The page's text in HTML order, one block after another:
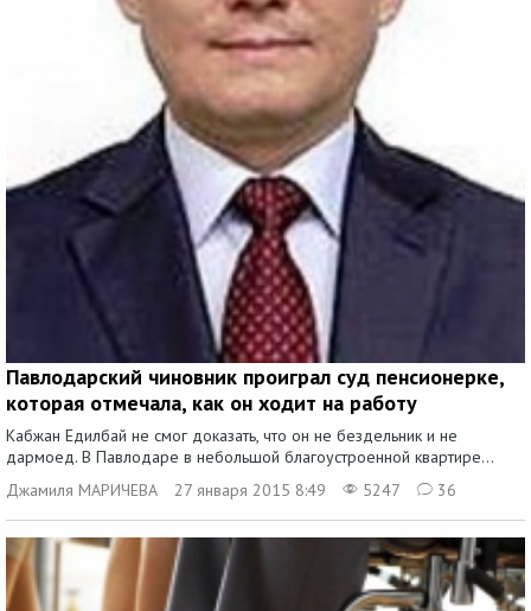
Павлодарский чиновник проиграл суд пенсионерке,
которая отмечала, как он ходит на работу
Кабжан Едилбай не смог доказать, что он не бездельник и не
дармоед. В Павлодаре в небольшой благоустроенной квартире...
Джамиля МАРИЧЕВА
27 января 2015 8:49 5247 36